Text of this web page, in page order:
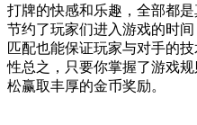
打牌的快感和乐趣，全部都
节约了玩家们进入游戏的时
匹配也能保证玩家与对手的
性总之，只要你掌握了游戏
松赢取丰厚的金币奖励。